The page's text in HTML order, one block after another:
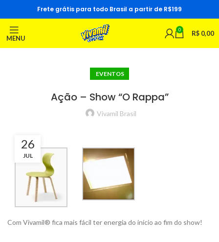
Frete grátis para todo Brasil a partir de R$199
MENU
0 R$ 0,00
EVENTOS
Ação – Show “O Rappa”
Vivamil Brasil
26
JUL
Com Vivamil® fica mais fácil ter energia do início ao fim do show!